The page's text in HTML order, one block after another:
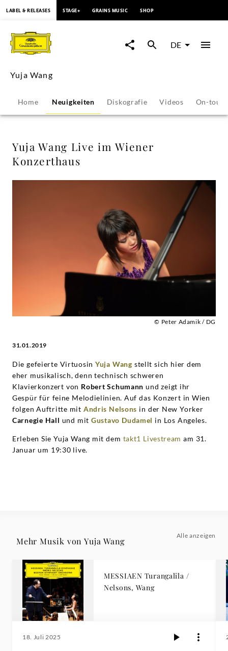
Wang
Live
Wiener
Konzerthaus
Deutsche
Grammophon
LABEL & RELEASES STAGE+ GRAINS MUSIC SHOP
DE
Yuja Wang
Home Neuigkeiten Diskografie Videos On-tour
Yuja Wang Live im Wiener
Konzerthaus
© Peter Adamik / DG
31.01.2019
Die gefeierte VirtuosinYuja Wang stellt sich hier dem
eher musikalisch, denn technisch schweren
Klavierkonzert von Robert Schumann und zeigt ihr
Gespür für feine Melodielinien. Auf das Konzert in Wien
folgen Auftritte mit Andris Nelsons in der New Yorker
Carnegie Hall und mitGustavo Dudamel in Los Angeles.
Erleben Sie Yuja Wang mit dem takt1 Livestream am 31.
Januar um 19:30 live.
Mehr Musik von Yuja Wang
Alle anzeigen
MESSIAEN Turangalîla /
Nelsons, Wang
18. Juli 2025